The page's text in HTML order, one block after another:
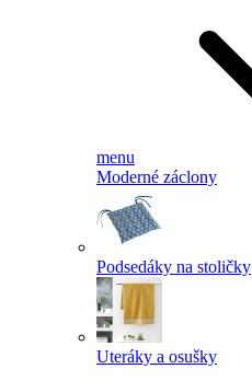
menu
Moderné záclony
Podsedáky na stoličky
Uteráky a osušky